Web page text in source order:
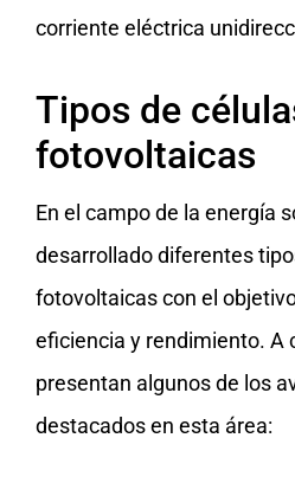
corriente eléctrica
Tipos de
fotovoltaicas
En el campo de la energía
desarrollado diferentes
fotovoltaicas con el
eficiencia y rendimiento. A
presentan algunos de los
destacados en esta área: